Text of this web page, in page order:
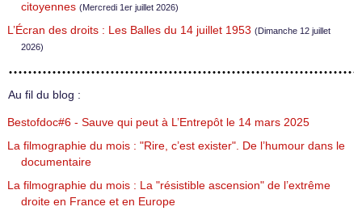
citoyennes (Mercredi 1er juillet 2026)
L’Écran des droits : Les Balles du 14 juillet 1953 (Dimanche 12 juillet
2026)
Au fil du blog :
Bestofdoc#6 - Sauve qui peut à L’Entrepôt le 14 mars 2025
La filmographie du mois : "Rire, c’est exister". De l’humour dans le
documentaire
La filmographie du mois : La "résistible ascension" de l’extrême
droite en France et en Europe